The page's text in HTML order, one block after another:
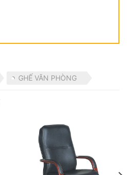
GHẾ VĂN PHÒNG